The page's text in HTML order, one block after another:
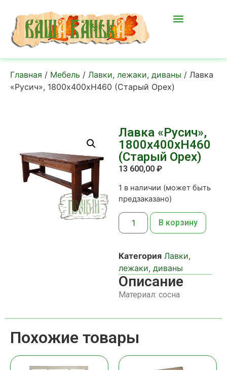
Главная / Мебель / Лавки, лежаки, диваны / Лавка
«Русич», 1800х400хН460 (Старый Орех)
Лавка «Русич»,
1800х400хН460
(Старый Орех)
13 600,00 ₽
1 в наличии (может быть
предзаказано)
В корзину
Категория Лавки,
лежаки, диваны
Описание
Материал: сосна
Похожие товары